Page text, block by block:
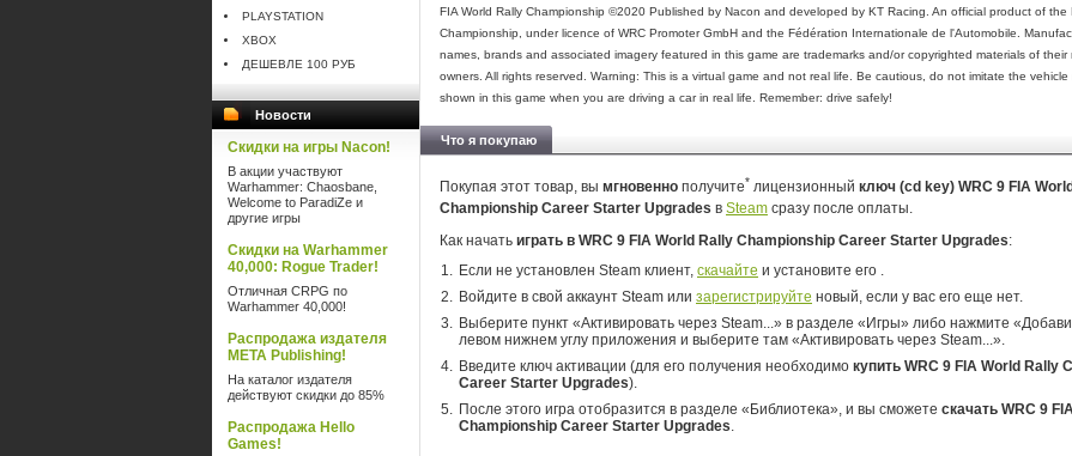
PLAYSTATION
XBOX
ДЕШЕВЛЕ 100 РУБ
Новости
Скидки на игры Nacon!
В акции участвуют
Warhammer: Chaosbane,
Welcome to ParadiZe и
другие игры
Скидки на Warhammer
40,000: Rogue Trader!
Отличная CRPG по
Warhammer 40,000!
Распродажа издателя
META Publishing!
На каталог издателя
действуют скидки до 85%
Распродажа Hello
Games!
FIA World Rally Championship ©2020 Published by Nacon and developed by KT Racing. An official product of the
Championship, under licence of WRC Promoter GmbH and the Fédération Internationale de l'Automobile.
names, brands and associated imagery featured in this game are trademarks and/or copyrighted materials of their
owners. All rights reserved. Warning: This is a virtual game and not real life. Be cautious, do not imitate the vehicle
shown in this game when you are driving a car in real life. Remember: drive safely!
Что я покупаю
Покупая этот товар, вы мгновенно получите* лицензионный ключ (cd key) WRC 9 FIA
Championship Career Starter Upgrades в Steam сразу после оплаты.
Как начать играть в WRC 9 FIA World Rally Championship Career Starter Upgrades:
Если не установлен Steam клиент, скачайте и установите его .
Войдите в свой аккаунт Steam или зарегистрируйте новый, если у вас его еще нет.
Выберите пункт «Активировать через Steam...» в разделе «Игры» либо нажмите
левом нижнем углу приложения и выберите там «Активировать через Steam...».
Введите ключ активации (для его получения необходимо купить WRC 9 FIA World Rally
Career Starter Upgrades).
После этого игра отобразится в разделе «Библиотека», и вы сможете скачать WRC 9
Championship Career Starter Upgrades.